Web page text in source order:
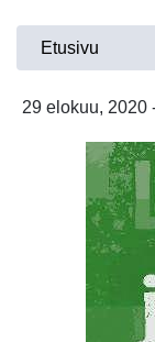
Olet
täällä
Etusivu
29 elokuu, 2020